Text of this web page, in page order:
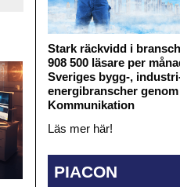
Stark räckvidd i
908 500 läsare per
Sveriges bygg-,
energibranscher
Kommunikation
Läs mer här!
PIACON